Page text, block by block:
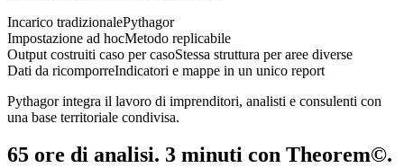
Incarico tradizionalePythagor
Impostazione ad hocMetodo replicabile
Output costruiti caso per casoStessa struttura per aree diverse
Dati da ricomporreIndicatori e mappe in un unico report
Pythagor integra il lavoro di imprenditori, analisti e consulenti con
una base territoriale condivisa.
65 ore di analisi. 3 minuti con Theorem©.